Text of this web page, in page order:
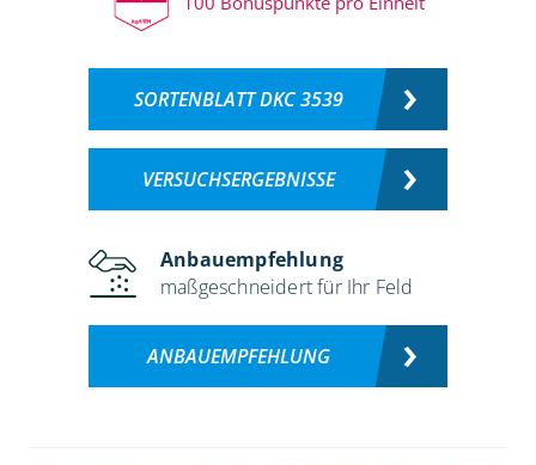
SORTENBLATT DKC 3539
VERSUCHSERGEBNISSE
Anbauempfehlung
maßgeschneidert für Ihr Feld
ANBAUEMPFEHLUNG